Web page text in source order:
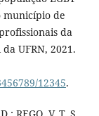
município de
da
UFRN, 2021.
12345.
REGO, V. T. S.